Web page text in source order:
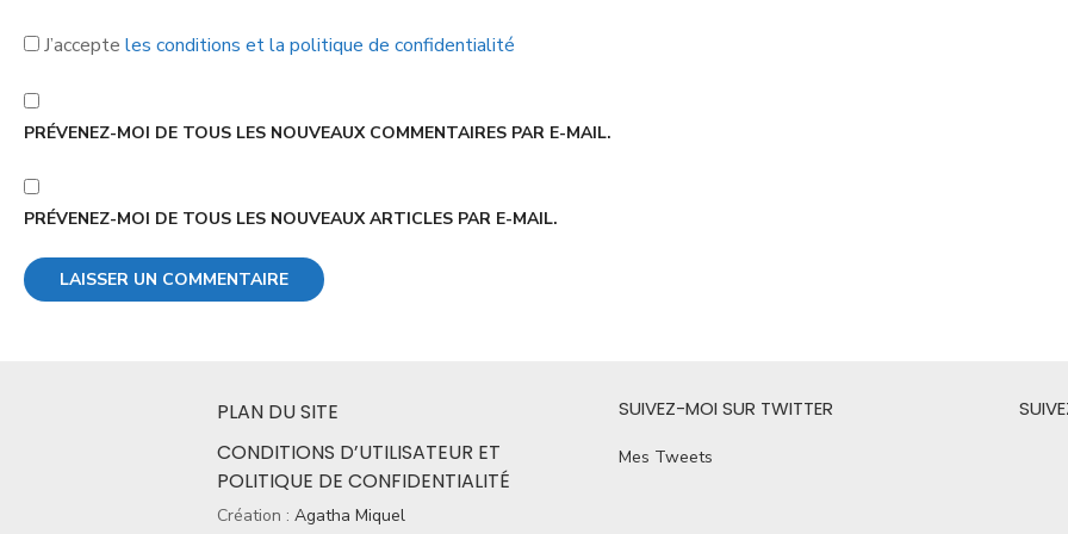
J’accepte les conditions et la politique de confidentialité
PRÉVENEZ-MOI DE TOUS LES NOUVEAUX COMMENTAIRES PAR E-MAIL.
PRÉVENEZ-MOI DE TOUS LES NOUVEAUX ARTICLES PAR E-MAIL.
PLAN DU SITE
CONDITIONS D’UTILISATEUR ET
POLITIQUE DE CONFIDENTIALITÉ
Création : Agatha Miquel
SUIVEZ-MOI SUR TWITTER
Mes Tweets